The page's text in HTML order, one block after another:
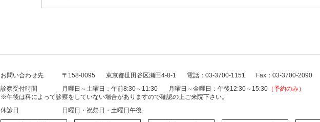
お問い合わせ先 〒158-0095 東京都世田谷区瀬田4-8-1 電話：03-3700-1151
Fax：03-3700-2090
診察受付時間
月曜日～土曜日：午前8:30～11:30 月曜日～金曜日：午後12:30～15:30 （予約のみ）
※午後は科によって診察をしていない場合がありますので確認の上ご来院下さい。
休診日
日曜日・祝祭日・土曜日午後